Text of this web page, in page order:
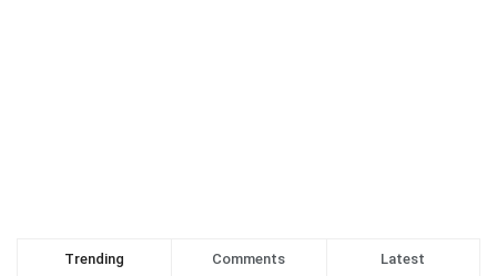
Trending Comments Latest